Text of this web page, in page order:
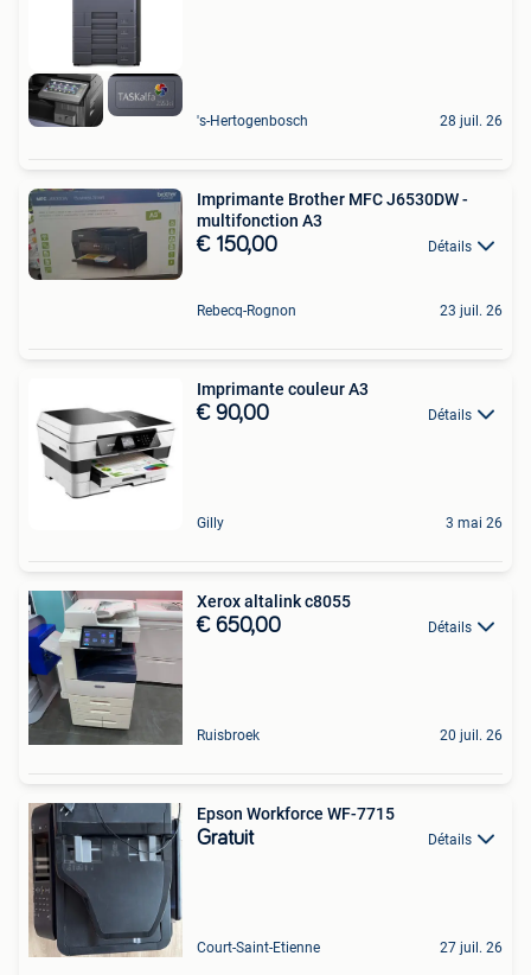
's-Hertogenbosch 28 juil. 26
Imprimante Brother MFC J6530DW -
multifonction A3
€ 150,00 Détails
Rebecq-Rognon 23 juil. 26
Imprimante couleur A3
€ 90,00 Détails
Gilly 3 mai 26
Xerox altalink c8055
€ 650,00 Détails
Ruisbroek 20 juil. 26
Epson Workforce WF-7715
Gratuit Détails
Court-Saint-Etienne 27 juil. 26